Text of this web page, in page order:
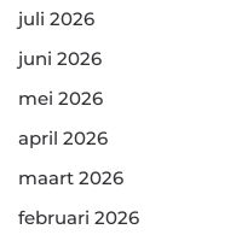
juli 2026
juni 2026
mei 2026
april 2026
maart 2026
februari 2026